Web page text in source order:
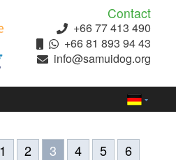
Contact
+66 77 413 490
+66 81 893 94 43
info@samuidog.org
1 2 3 4 5 6